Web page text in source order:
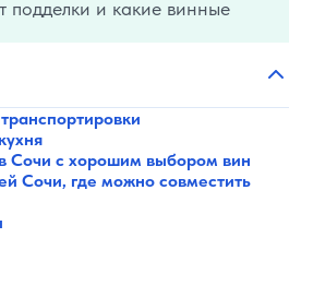
подделки и какие винные
Сочи с хорошим выбором вин
Сочи, где можно совместить